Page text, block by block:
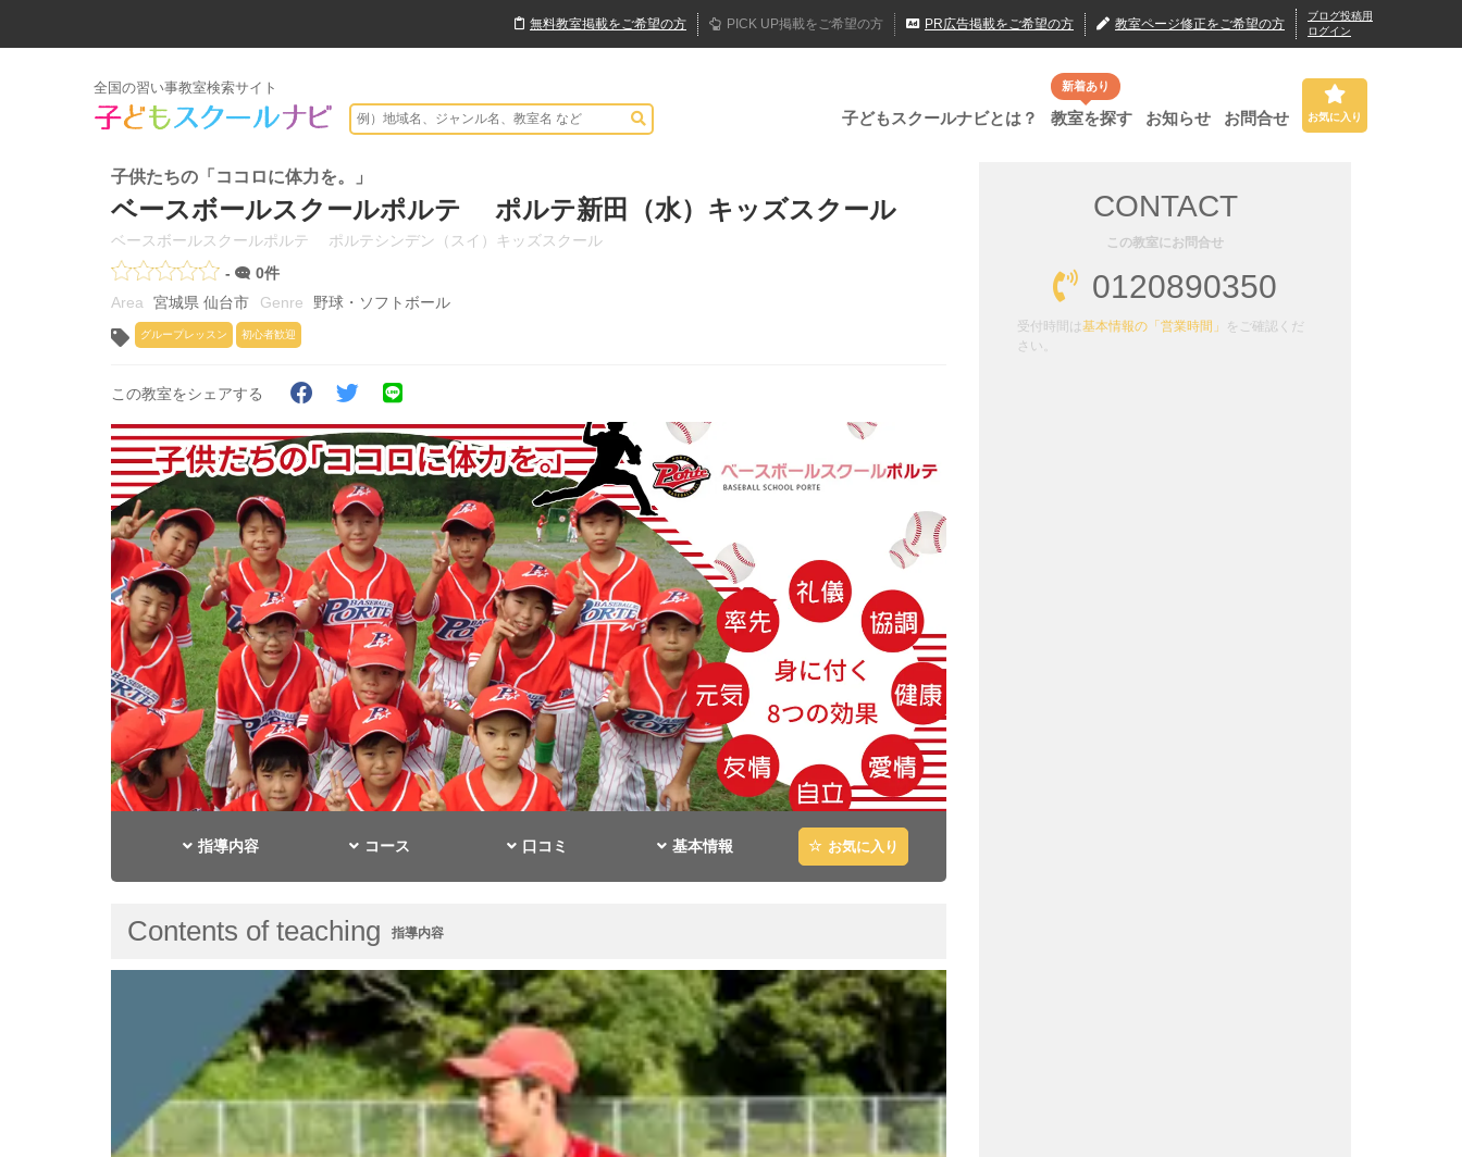
無料教室掲載をご希望の方 PICK UP掲載をご希望の方 PR広告掲載をご希望の方 教室ページ修正をご希望の方
ブログ投稿用
ログイン
全国の習い事教室検索サイト
子どもスクールナビとは？
新着あり
教室を探す お知らせ お問合せ お気に入り
子供たちの「ココロに体力を。」
ベースボールスクールポルテ ポルテ新田（水）キッズスクール
ベースボールスクールポルテ ポルテシンデン（スイ）キッズスクール
-
0件
宮城県 仙台市
野球・ソフトボール
グループレッスン 初心者歓迎
この教室をシェアする
指導内容 コース 口コミ 基本情報 お気に入り
Contents of teaching 指導内容
CONTACT
この教室にお問合せ
0120890350
受付時間は基本情報の「営業時間」
をご確認くだ
さい。